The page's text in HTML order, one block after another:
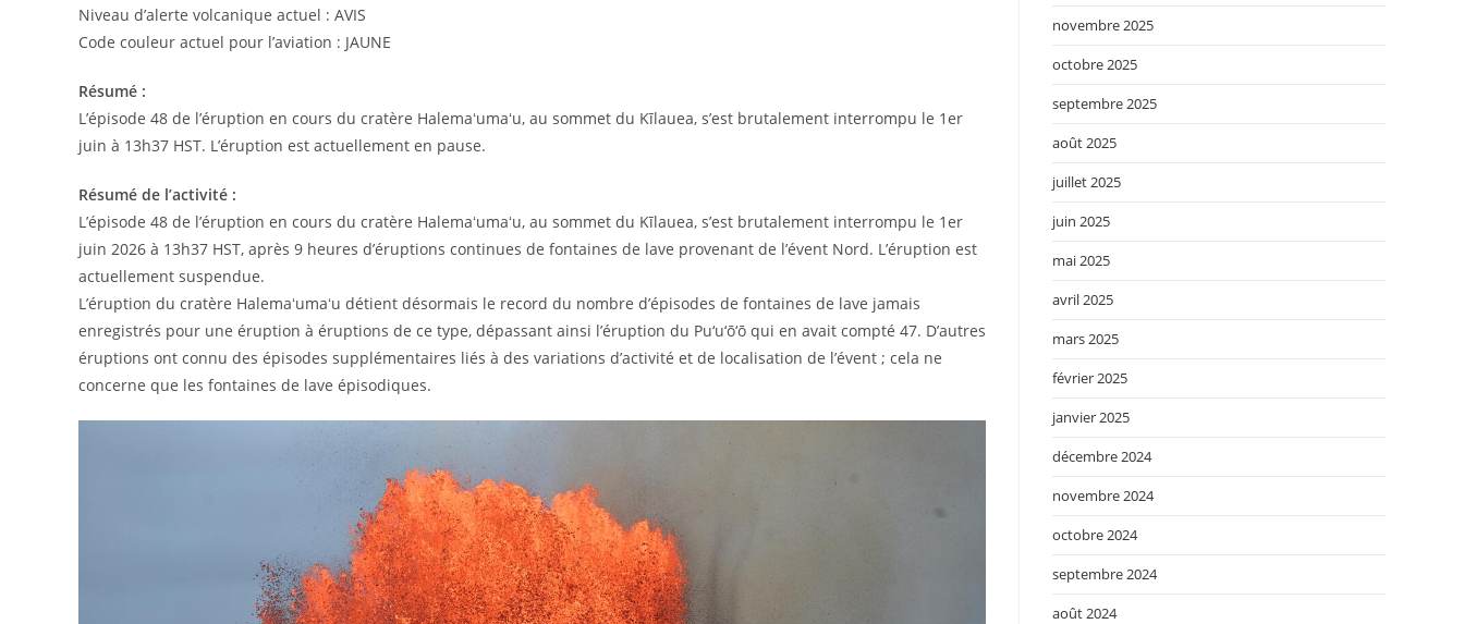
Niveau d’alerte volcanique actuel : AVIS
Code couleur actuel pour l’aviation : JAUNE
Résumé :
L’épisode 48 de l’éruption en cours du cratère Halemaʻumaʻu, au sommet du Kīlauea, s’est brutalement interrompu le 1er
juin à 13h37 HST. L’éruption est actuellement en pause.
Résumé de l’activité :
L’épisode 48 de l’éruption en cours du cratère Halemaʻumaʻu, au sommet du Kīlauea, s’est brutalement interrompu le 1er
juin 2026 à 13h37 HST, après 9 heures d’éruptions continues de fontaines de lave provenant de l’évent Nord. L’éruption est
actuellement suspendue.
L’éruption du cratère Halemaʻumaʻu détient désormais le record du nombre d’épisodes de fontaines de lave jamais
enregistrés pour une éruption à éruptions de ce type, dépassant ainsi l’éruption du Pu‘u‘ō‘ō qui en avait compté 47. D’autres
éruptions ont connu des épisodes supplémentaires liés à des variations d’activité et de localisation de l’évent ; cela ne
concerne que les fontaines de lave épisodiques.
novembre 2025
octobre 2025
septembre 2025
août 2025
juillet 2025
juin 2025
mai 2025
avril 2025
mars 2025
février 2025
janvier 2025
décembre 2024
novembre 2024
octobre 2024
septembre 2024
août 2024